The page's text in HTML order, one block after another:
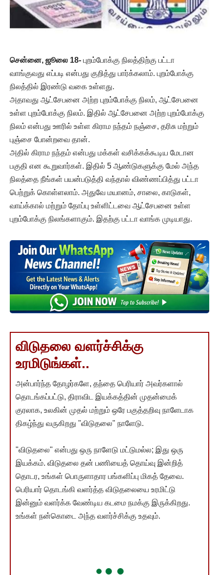
சென்னை, ஜூலை 18- புறம்போக்கு நிலத்திற்கு பட்டா
வாங்குவது எப்படி என்பது குறித்து பார்க்கலாம். புறம்போக்கு
நிலத்தில் இரண்டு வகை உள்ளது.
அதாவது ஆட்சேபனை அற்ற புறம்போக்கு நிலம், ஆட்சேபனை
உள்ள புறம்போக்கு நிலம். இதில் ஆட்சேபனை அற்ற புறம்போக்கு
நிலம் என்பது ஊரில் உள்ள கிராம நந்தம் நஞ்சை, தரிசு மற்றும்
புஞ்சை போன்றவை தான்.
அதில் கிராம நந்தம் என்பது மக்கள் வசிக்கக்கூடிய மேடான
பகுதி என கூறுவார்கள். இதில் 5 ஆண்டுகளுக்கு மேல் அந்த
நிலத்தை நீங்கள் பயன்படுத்தி வந்தால் விண்ணப்பித்து பட்டா
பெற்றுக் கொள்ளலாம். அதுவே மயானம், சாலை, காடுகள்,
வாய்க்கால் மற்றும் தோப்பு உள்ளிட்டவை ஆட்சேபனை உள்ள
புறம்போக்கு நிலங்களாகும். இதற்கு பட்டா வாங்க முடியாது.
விடுதலை வளர்ச்சிக்கு
உரமிடுங்கள்..
அன்பார்ந்த தோழர்களே, தந்தை பெரியார் அவர்களால்
தொடங்கப்பட்டு, திராவிட இயக்கத்தின் முதன்மைக்
குரலாக, உலகின் முதல் மற்றும் ஒரே பகுத்தறிவு நாளேடாக
திகழ்ந்து வருகிறது "விடுதலை" நாளேடு.
"விடுதலை" என்பது ஒரு நாளேடு மட்டுமல்ல; இது ஒரு
இயக்கம். விடுதலை தன் பணியைத் தொய்வு இன்றித்
தொடர, உங்கள் பொருளாதார பங்களிப்பு மிகத் தேவை.
பெரியார் தொடங்கி வளர்த்த விடுதலையை உரமிட்டு
இன்னும் வளர்க்க வேண்டிய கடமை நமக்கு இருக்கிறது.
உங்கள் நன்கொடை அந்த வளர்ச்சிக்கு உதவும்.